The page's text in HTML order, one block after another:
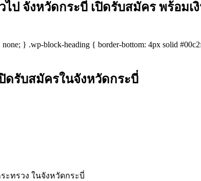
จังหวัดกระบี่ เปิดรับสมัคร พร้อมเ
} .wp-block-heading { border-bottom: 4px solid
ดรับสมัครในจังหวัดกระบี่
ทรวง ในจังหวัดกระบี่